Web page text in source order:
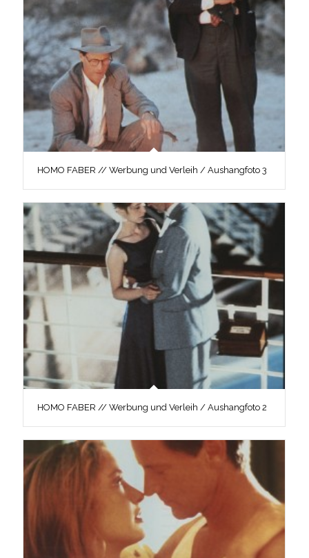
HOMO FABER // Werbung und Verleih / Aushangfoto 3
HOMO FABER // Werbung und Verleih / Aushangfoto 2